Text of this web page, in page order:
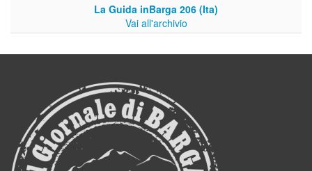
La Guida inBarga 206 (Ita)
Vai all'archivio